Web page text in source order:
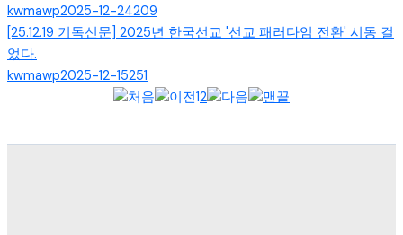
kwmawp2025-12-24209
[25.12.19 기독신문] 2025년 한국선교 '선교 패러다임 전환' 시동 걸
었다.
kwmawp2025-12-15251
12